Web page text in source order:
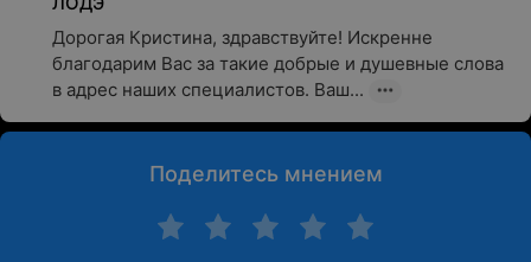
Дорогая Кристина, здравствуйте! Искренне
благодарим Вас за такие добрые и душевные слова
в адрес наших специалистов. Ваш...
Поделитесь мнением